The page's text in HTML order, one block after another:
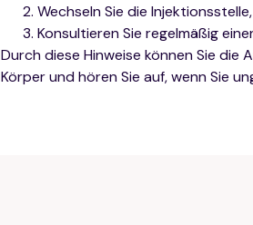
Wechseln Sie die
Konsultieren Sie regelmäßig
Durch diese Hinweise können Sie
Körper und hören Sie auf, wenn Sie